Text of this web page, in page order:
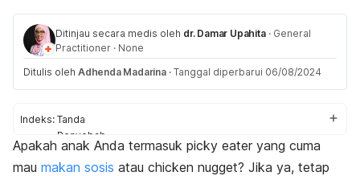
Ditinjau secara medis oleh dr. Damar Upahita · General
Practitioner · None
Ditulis oleh Adhenda Madarina · Tanggal diperbarui 06/08/2024
Indeks: Tanda
Penyebab
Cara mengatasi
Dampak
Apakah anak Anda termasuk picky eater yang cuma
mau makan sosis atau chicken nugget? Jika ya, tetap